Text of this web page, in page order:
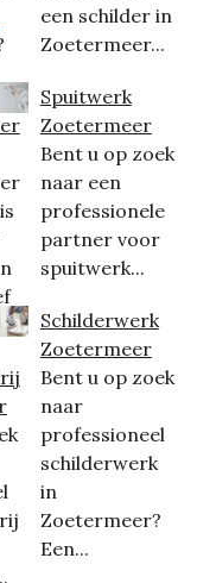
een schilder in
Zoetermeer...
Spuitwerk
Zoetermeer
Bent u op zoek
naar een
professionele
partner voor
spuitwerk...
Schilderwerk
Zoetermeer
Bent u op zoek
naar
professioneel
schilderwerk
in
Zoetermeer?
Een...